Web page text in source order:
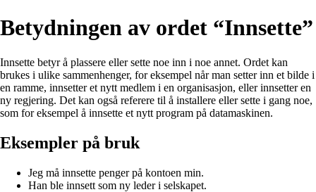
Betydningen av ordet “Innsette”
Innsette betyr å plassere eller sette noe inn i noe annet. Ordet kan
brukes i ulike sammenhenger, for eksempel når man setter inn et bilde i
en ramme, innsetter et nytt medlem i en organisasjon, eller innsetter en
ny regjering. Det kan også referere til å installere eller sette i gang noe,
som for eksempel å innsette et nytt program på datamaskinen.
Eksempler på bruk
Jeg må innsette penger på kontoen min.
Han ble innsett som ny leder i selskapet.